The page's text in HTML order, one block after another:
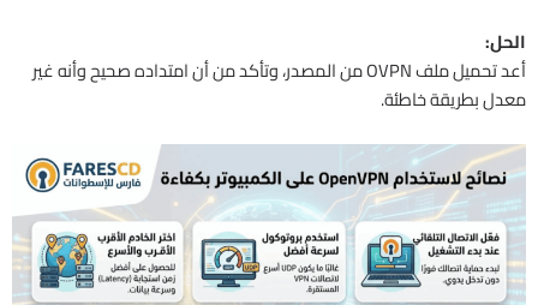
الحل:
أعد تحميل ملف OVPN من المصدر، وتأكد من أن امتداده صحيح وأنه غير
معدل بطريقة خاطئة.